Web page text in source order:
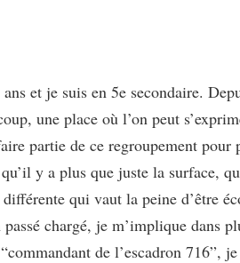
et je suis en 5e secondaire.
une place où l’on peut
partie de ce regroupement
y a plus que juste la surface,
qui vaut la peine d’être
chargé, je m’implique dans
de l’escadron 716”,